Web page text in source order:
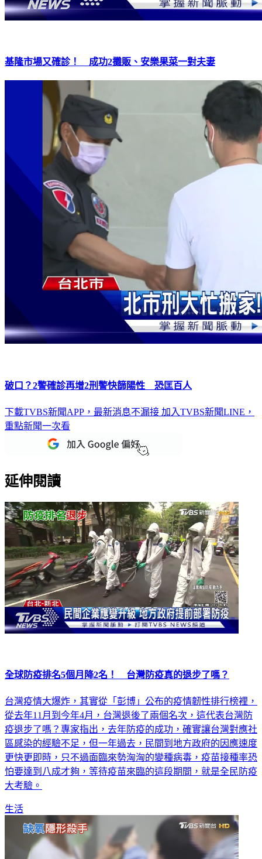
基隆市場又確診！ 成功2攤販、安樂果菜一對夫妻
破口？2警確診再增2刑警快篩陽性 恐匡百人
下載TVBS新聞APP，最新消息不漏接 加入TVBS新聞LINE，
重點新聞一次看
延伸閱讀
全球防疫排名5個月降2名！ 台灣防疫真的退步了嗎？
台灣疫情大爆炸，其實從「彭博」公布的疫情韌性排行榜裡，
從去年11月到今年4月，台灣退後了兩個名次，這代表台灣防
疫退步了嗎？專家指出，去年防疫的成功，確實讓台灣對應社
區感染的經驗不足，但一年過去，民間到地方政府的因應速度
更快更即時，只不過面臨來勢洶洶的變種病毒，疫苗接種率恐
怕要達到八成才夠，等待疫苗來臨的這段期間，就是全民防疫
大考驗。
生活